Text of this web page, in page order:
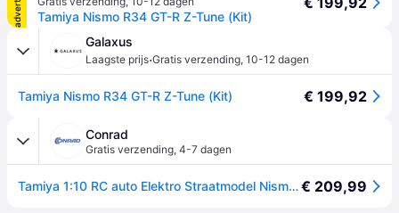
Tamiya Nismo R34 GT-R Z-Tune (Kit)
Galaxus
Laagste prijs·Gratis verzending, 10-12 dagen
Tamiya Nismo R34 GT-R Z-Tune (Kit) € 199,92
Conrad
Gratis verzending, 4-7 dagen
Tamiya 1:10 RC auto Elektro Straatmodel Nismo R34 GT-R Z-Tune Brushed 4WD Bouwpakket TT-02D€ 209,99